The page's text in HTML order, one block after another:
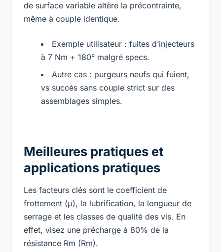
de surface variable altère la précontrainte,
même à couple identique.
Exemple utilisateur : fuites d’injecteurs
à 7 Nm + 180° malgré specs.
Autre cas : purgeurs neufs qui fuient,
vs succès sans couple strict sur des
assemblages simples.
Meilleures pratiques et
applications pratiques
Les facteurs clés sont le coefficient de
frottement (μ), la lubrification, la longueur de
serrage et les classes de qualité des vis. En
effet, visez une précharge à 80% de la
résistance Rm (Rm).